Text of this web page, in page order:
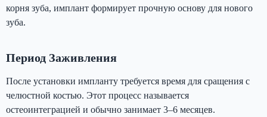
корня зуба, имплант формирует прочную основу для нового
зуба.
Период Заживления
После установки импланту требуется время для сращения с
челюстной костью. Этот процесс называется
остеоинтеграцией и обычно занимает 3–6 месяцев.